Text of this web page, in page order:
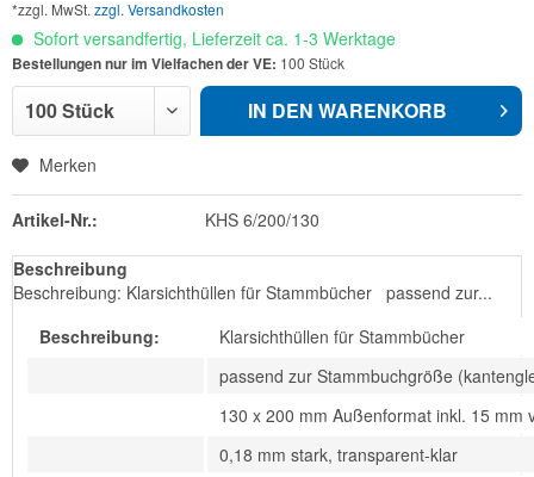
*zzgl. MwSt. zzgl. Versandkosten
Sofort versandfertig, Lieferzeit ca. 1-3 Werktage
Bestellungen nur im Vielfachen der VE: 100 Stück
IN DEN WARENKORB
Merken
Artikel-Nr.: KHS 6/200/130
Beschreibung
Beschreibung: Klarsichthüllen für Stammbücher passend zur...
Beschreibung:
Klarsichthüllen für Stammbücher
passend zur Stammbuchgröße
130 x 200 mm Außenformat inkl. 15 mm
0,18 mm stark, transparent-klar